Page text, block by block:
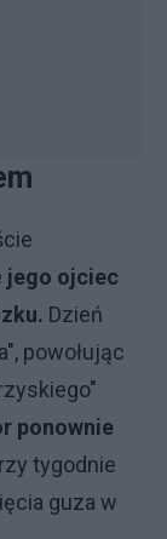
jego ojciec
Dzień
powołując
ponownie
tygodnie
guza w